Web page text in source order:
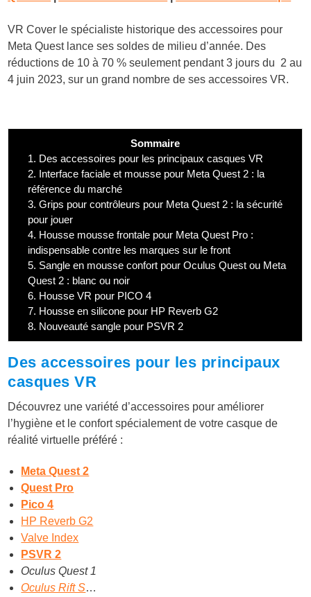
VR Cover le spécialiste historique des accessoires pour
Meta Quest lance ses soldes de milieu d’année. Des
réductions de 10 à 70 % seulement pendant 3 jours du 2 au
4 juin 2023, sur un grand nombre de ses accessoires VR.
Sommaire
1. Des accessoires pour les principaux casques VR
2. Interface faciale et mousse pour Meta Quest 2 : la
référence du marché
3. Grips pour contrôleurs pour Meta Quest 2 : la sécurité
pour jouer
4. Housse mousse frontale pour Meta Quest Pro :
indispensable contre les marques sur le front
5. Sangle en mousse confort pour Oculus Quest ou Meta
Quest 2 : blanc ou noir
6. Housse VR pour PICO 4
7. Housse en silicone pour HP Reverb G2
8. Nouveauté sangle pour PSVR 2
Des accessoires pour les principaux
casques VR
Découvrez une variété d’accessoires pour améliorer
l’hygiène et le confort spécialement de votre casque de
réalité virtuelle préféré :
Meta Quest 2
Quest Pro
Pico 4
HP Reverb G2
Valve Index
PSVR 2
Oculus Quest 1
Oculus Rift S…